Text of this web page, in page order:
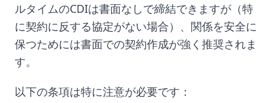
ルタイムのCDIは書面なしで締結できますが（特
に契約に反する協定がない場合）、関係を安全に
保つためには書面での契約作成が強く推奨されま
す。
以下の条項は特に注意が必要です：